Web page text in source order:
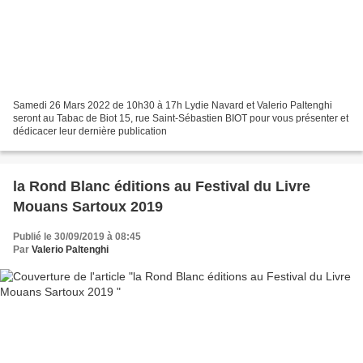
Samedi 26 Mars 2022 de 10h30 à 17h Lydie Navard et Valerio Paltenghi
seront au Tabac de Biot 15, rue Saint-Sébastien BIOT pour vous présenter et
dédicacer leur dernière publication
la Rond Blanc éditions au Festival du Livre
Mouans Sartoux 2019
Publié le 30/09/2019 à 08:45
Par Valerio Paltenghi